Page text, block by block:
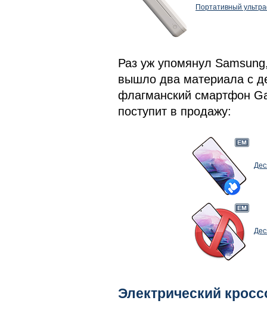
Портативный
Раз уж упомянул
вышло два материала с
флагманский смартфон
поступит в продажу:
Электрический